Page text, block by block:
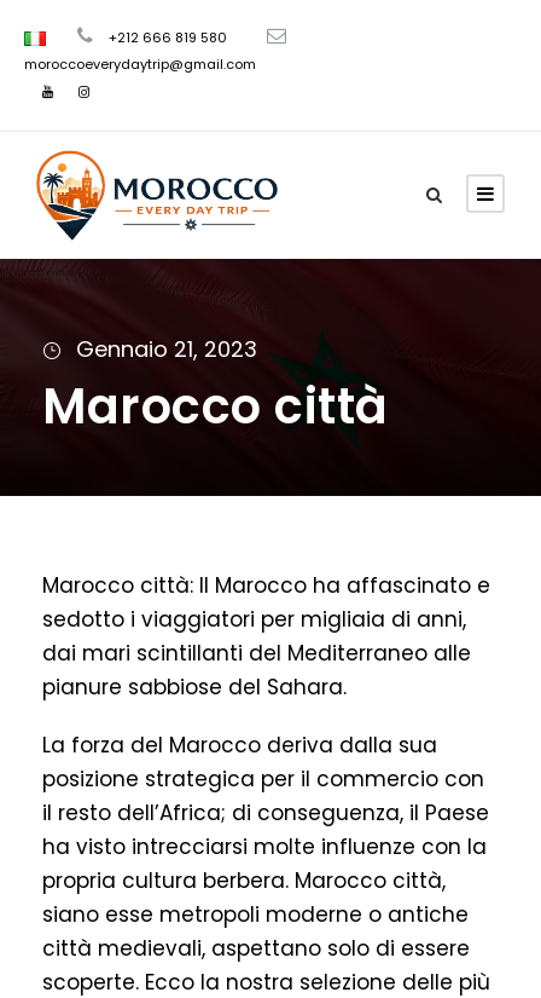
+212 666 819 580
moroccoeverydaytrip@gmail.com
Gennaio 21, 2023
Marocco città
Marocco città: Il Marocco ha affascinato e
sedotto i viaggiatori per migliaia di anni,
dai mari scintillanti del Mediterraneo alle
pianure sabbiose del Sahara.
La forza del Marocco deriva dalla sua
posizione strategica per il commercio con
il resto dell’Africa; di conseguenza, il Paese
ha visto intrecciarsi molte influenze con la
propria cultura berbera. Marocco città,
siano esse metropoli moderne o antiche
città medievali, aspettano solo di essere
scoperte. Ecco la nostra selezione delle più